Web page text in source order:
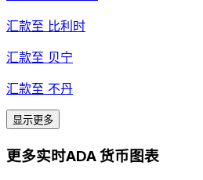
汇款至 比利时
汇款至 贝宁
汇款至 不丹
显示更多
更多实时ADA 货币图表